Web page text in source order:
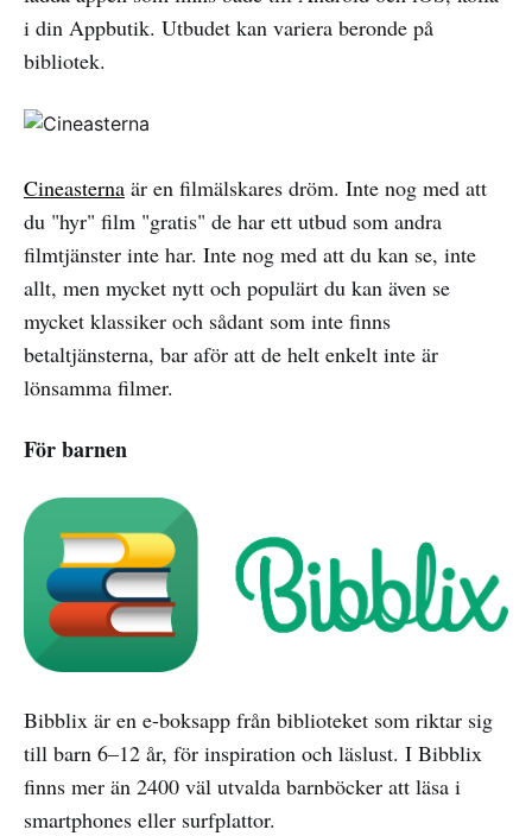
i din Appbutik. Utbudet kan variera beronde på
bibliotek.
Cineasterna är en filmälskares dröm. Inte nog med att
du "hyr" film "gratis" de har ett utbud som andra
filmtjänster inte har. Inte nog med att du kan se, inte
allt, men mycket nytt och populärt du kan även se
mycket klassiker och sådant som inte finns
betaltjänsterna, bar aför att de helt enkelt inte är
lönsamma filmer.
För barnen
Bibblix är en e-boksapp från biblioteket som riktar sig
till barn 6–12 år, för inspiration och läslust. I Bibblix
finns mer än 2400 väl utvalda barnböcker att läsa i
smartphones eller surfplattor.